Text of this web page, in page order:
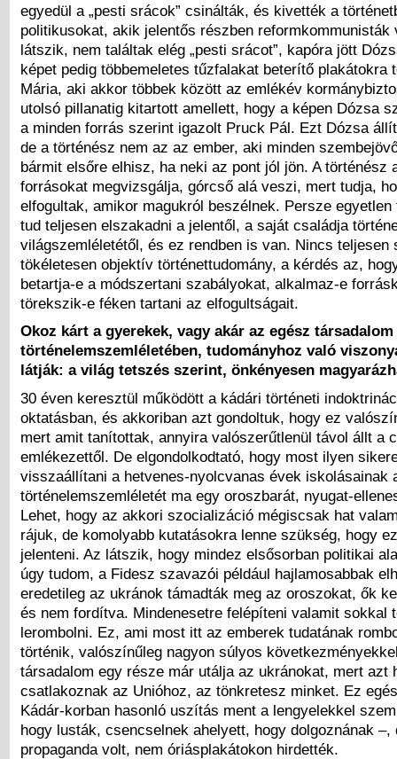
egyedül a „pesti srácok” csinálták, és kivették a
politikusokat, akik jelentős részben reformkommunisták
látszik, nem találtak elég „pesti srácot”, kapóra jött
képet pedig többemeletes tűzfalakat beterítő plakátokra
Mária, aki akkor többek között az emlékév
utolsó pillanatig kitartott amellett, hogy a képen Dózsa
a minden forrás szerint igazolt Pruck Pál. Ezt Dózsa
de a történész nem az az ember, aki minden
bármit elsőre elhisz, ha neki az pont jól jön. A történész
forrásokat megvizsgálja, górcső alá veszi, mert tudja,
elfogultak, amikor magukról beszélnek. Persze
tud teljesen elszakadni a jelentől, a saját családja
világszemléletétől, és ez rendben is van. Nincs teljesen
tökéletesen objektív történettudomány, a kérdés az,
betartja-e a módszertani szabályokat, alkalmaz-e
törekszik-e féken tartani az elfogultságait.
Okoz kárt a gyerekek, vagy akár az egész társadalom
történelemszemléletében, tudományhoz való
látják: a világ tetszés szerint, önkényesen
30 éven keresztül működött a kádári történeti
oktatásban, és akkoriban azt gondoltuk, hogy ez
mert amit tanítottak, annyira valószerűtlenül távol állt a
emlékezettől. De elgondolkodtató, hogy most ilyen
visszaállítani a hetvenes-nyolcvanas évek iskolásainak
történelemszemléletét ma egy oroszbarát, nyugat-
Lehet, hogy az akkori szocializáció mégiscsak hat
rájuk, de komolyabb kutatásokra lenne szükség, hogy
jelenteni. Az látszik, hogy mindez elsősorban politikai
úgy tudom, a Fidesz szavazói például hajlamosabbak
eredetileg az ukránok támadták meg az oroszokat, ők
és nem fordítva. Mindenesetre felépíteni valamit sokkal
lerombolni. Ez, ami most itt az emberek tudatának
történik, valószínűleg nagyon súlyos
társadalom egy része már utálja az ukránokat, mert azt
csatlakoznak az Unióhoz, az tönkretesz minket. Ez
Kádár-korban hasonló uszítás ment a lengyelekkel
hogy lusták, csencselnek ahelyett, hogy dolgoznának –,
propaganda volt, nem óriásplakátokon hirdették.